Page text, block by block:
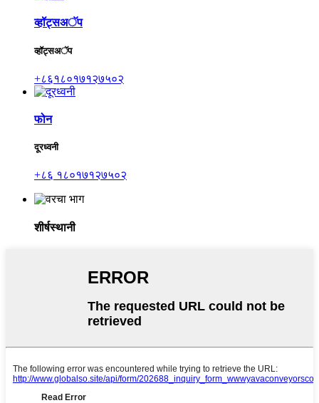
व्हॉट्सअॅप
व्हॉट्सअॅप
+८६१८०१७१२७५०२
फोन
दूरध्वनी
+८६ १८०१७१२७५०२
शीर्षस्थानी